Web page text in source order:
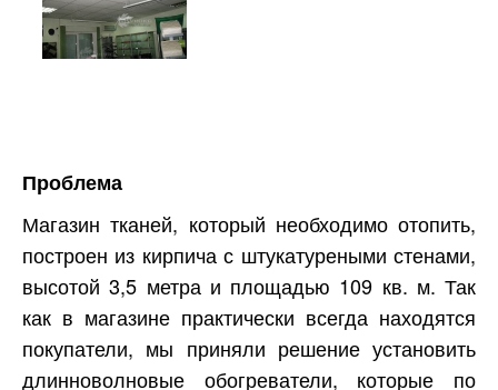
Проблема
Магазин тканей, который необходимо отопить,
построен из кирпича с штукатуреными стенами,
высотой 3,5 метра и площадью 109 кв. м. Так
как в магазине практически всегда находятся
покупатели, мы приняли решение установить
длинноволновые обогреватели, которые по